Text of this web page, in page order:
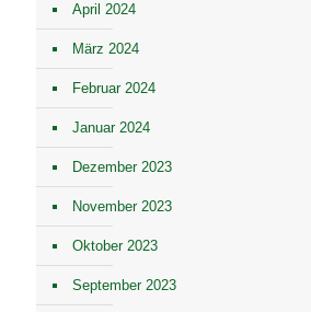
April 2024
März 2024
Februar 2024
Januar 2024
Dezember 2023
November 2023
Oktober 2023
September 2023